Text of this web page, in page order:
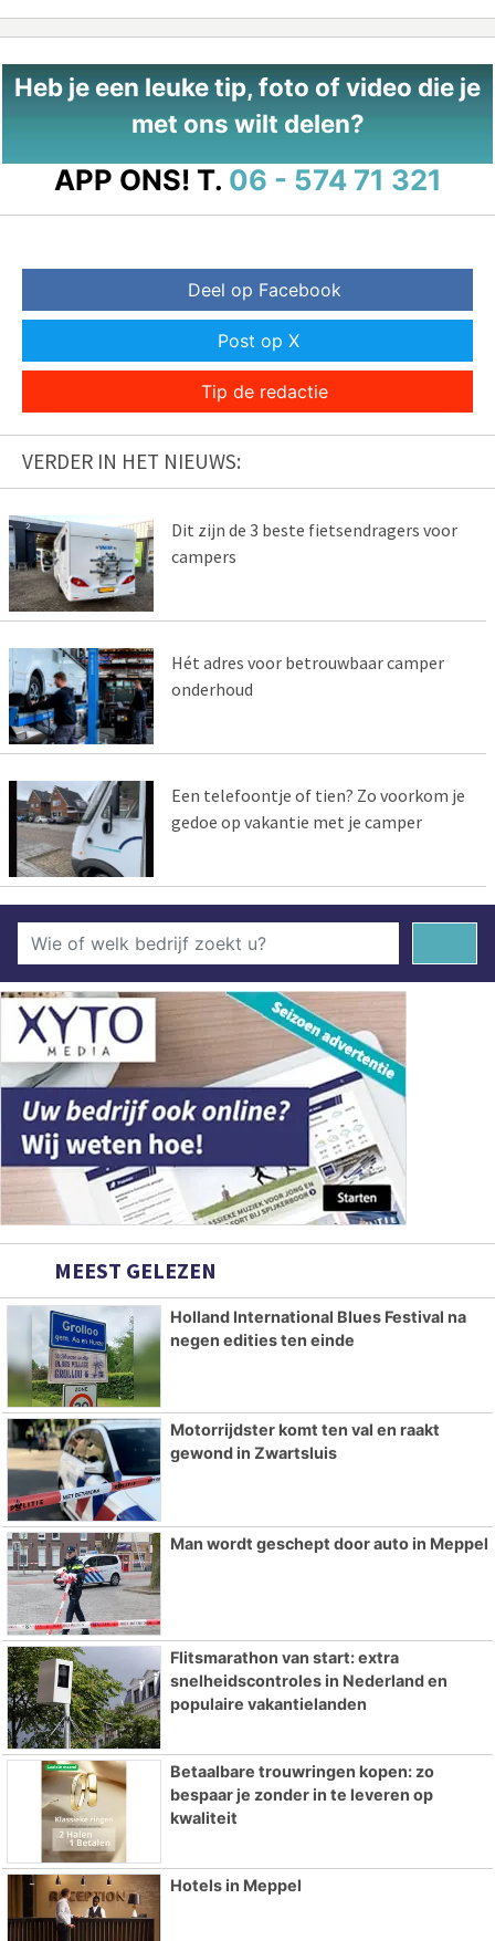
Heb je een leuke tip, foto of video die je
met ons wilt delen?
APP ONS! T. 06 - 574 71 321
Deel op Facebook
Post op X
Tip de redactie
VERDER IN HET NIEUWS:
Dit zijn de 3 beste fietsendragers voor
campers
Hét adres voor betrouwbaar camper
onderhoud
Een telefoontje of tien? Zo voorkom je
gedoe op vakantie met je camper
MEEST GELEZEN
Holland International Blues Festival na
negen edities ten einde
Motorrijdster komt ten val en raakt
gewond in Zwartsluis
Man wordt geschept door auto in Meppel
Flitsmarathon van start: extra
snelheidscontroles in Nederland en
populaire vakantielanden
Betaalbare trouwringen kopen: zo
bespaar je zonder in te leveren op
kwaliteit
Hotels in Meppel